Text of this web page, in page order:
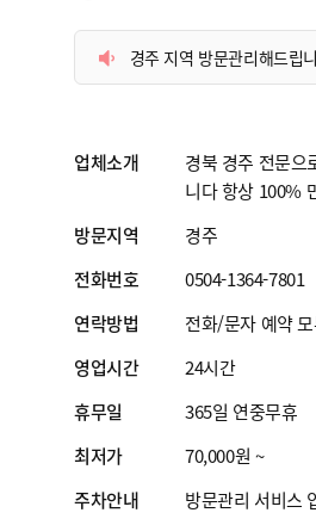
경주 지역 방문관리해드립
업체소개
경북 경주 전문으
니다 항상 100%
방문지역
경주
전화번호
0504-1364-7801
연락방법
전화/문자 예약
영업시간
24시간
휴무일
365일 연중무휴
최저가
70,000원 ~
주차안내
방문관리 서비스